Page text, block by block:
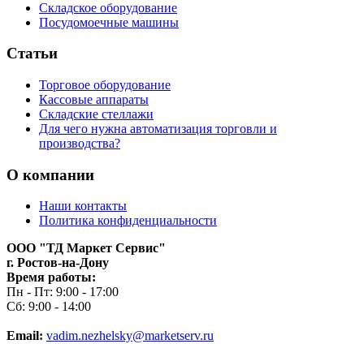
Складское оборудование
Посудомоечные машины
Статьи
Торговое оборудование
Кассовые аппараты
Складские стеллажи
Для чего нужна автоматизация торговли и
производства?
О компании
Наши контакты
Политика конфиденциальности
ООО "ТД Маркет Сервис"
г. Ростов-на-Дону
Время работы:
Пн - Пт: 9:00 - 17:00
Сб: 9:00 - 14:00
Email: vadim.nezhelsky@marketserv.ru